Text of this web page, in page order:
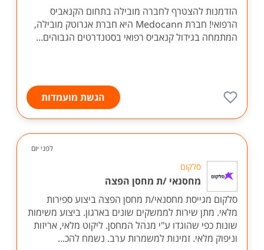
הזדמנות להצטרף לחברה מובילה בתחום הקנאביס
הרפואי! חברת Medocann היא חברת אגרוטק מובילה,
המתמחה בגידול קנאביס רפואי בסטנדרטים הגבוהים...
הגשת מועמדות
לפני יום
סלקום
מחסנאי /ת מחסן הפצה
סלקום מגייסת מחסנאי/ת מחסן הפצה ביצוע ספירות
מלאי. מתן שירות לממשקים שונים בארגון. ביצוע משימות
שונות כפי שהוגדו ע"י מנהל המחסן. ליקוט מלאי, אריזות
וניפוק מלאי. זמינות למשמרות ערב. נשמח להכ...